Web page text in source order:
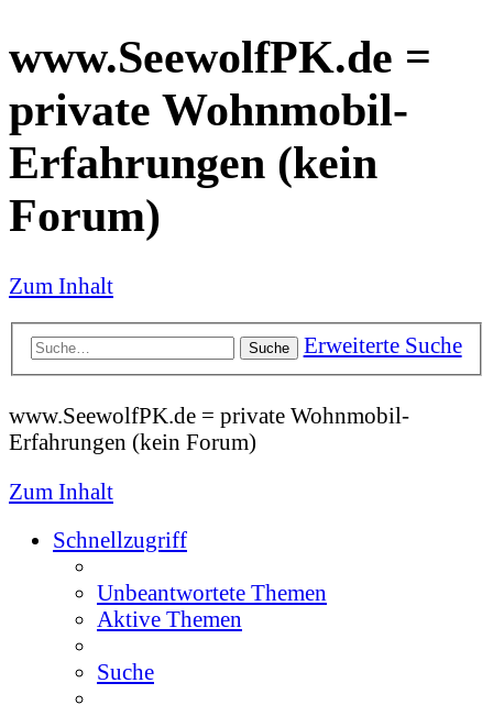
www.SeewolfPK.de =
private Wohnmobil-
Erfahrungen (kein
Forum)
Zum Inhalt
Suche Erweiterte Suche
www.SeewolfPK.de = private Wohnmobil-
Erfahrungen (kein Forum)
Zum Inhalt
Schnellzugriff
Unbeantwortete Themen
Aktive Themen
Suche